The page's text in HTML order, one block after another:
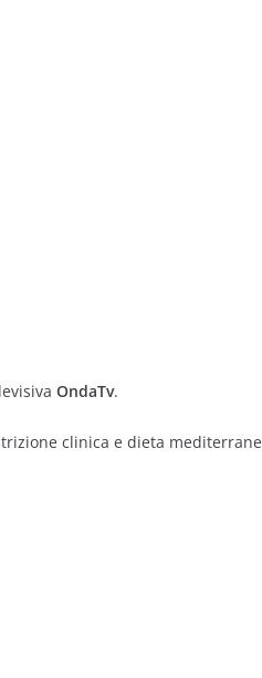
OndaTv.
clinica e dieta